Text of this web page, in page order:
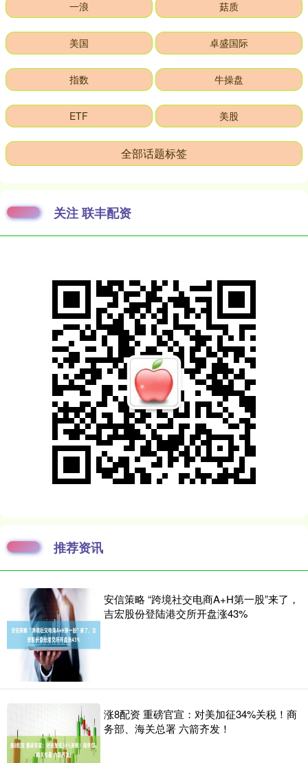
一浪 菇质
美国 卓盛国际
指数 牛操盘
ETF 美股
全部话题标签
关注 联丰配资
推荐资讯
安信策略 “跨境社交电商A+H第一股”来了，
吉宏股份登陆港交所开盘涨43%
涨8配资 重磅官宣：对美加征34%关税！商
务部、海关总署 六箭齐发！